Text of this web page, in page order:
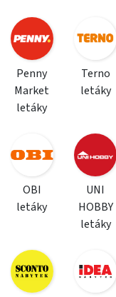
Penny
Market
letáky
Terno
letáky
OBI
letáky
UNI
HOBBY
letáky